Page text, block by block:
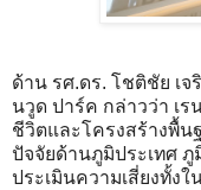
ด้าน รศ.ดร. โชติชัย เ
นวูด ปาร์ค กล่าวว่า เ
ชีวิตและโครงสร้างพื้น
ปัจจัยด้านภูมิประเทศ
ประเมินความเสี่ยงทั้ง